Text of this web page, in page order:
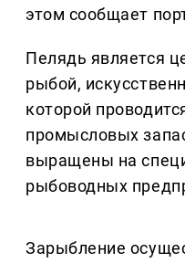
этом сообщает
Пелядь является
рыбой,
которой
промысловых
выращены на
рыбоводных
Зарыбление